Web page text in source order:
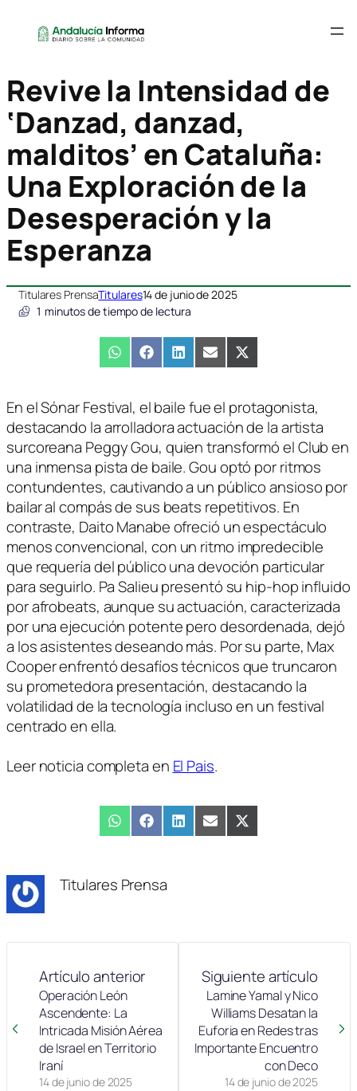
Revive la Intensidad de
‘Danzad, danzad,
malditos’ en Cataluña:
Una Exploración de la
Desesperación y la
Esperanza
Titulares PrensaTitulares14 de junio de 2025
1 minutos de tiempo de lectura
Compartir
en
WhatsAppCompartir
en
FacebookCompartir
en
LinkedInCompartir
en
EmailCompartir
en
X
(Twitter)
En el Sónar Festival, el baile fue el protagonista,
destacando la arrolladora actuación de la artista
surcoreana Peggy Gou, quien transformó el Club en
una inmensa pista de baile. Gou optó por ritmos
contundentes, cautivando a un público ansioso por
bailar al compás de sus beats repetitivos. En
contraste, Daito Manabe ofreció un espectáculo
menos convencional, con un ritmo impredecible
que requería del público una devoción particular
para seguirlo. Pa Salieu presentó su hip-hop influido
por afrobeats, aunque su actuación, caracterizada
por una ejecución potente pero desordenada, dejó
a los asistentes deseando más. Por su parte, Max
Cooper enfrentó desafíos técnicos que truncaron
su prometedora presentación, destacando la
volatilidad de la tecnología incluso en un festival
centrado en ella.
Leer noticia completa en El Pais.
Compartir
en
WhatsAppCompartir
en
FacebookCompartir
en
LinkedInCompartir
en
EmailCompartir
en
X
(Twitter)
Titulares Prensa
Artículo anterior
14 de junio de 2025
Operación León
Ascendente: La
Intricada Misión Aérea
de Israel en Territorio
Iraní
Siguiente artículo
14 de junio de 2025
Lamine Yamal y Nico
Williams Desatan la
Euforia en Redes tras
Importante Encuentro
con Deco